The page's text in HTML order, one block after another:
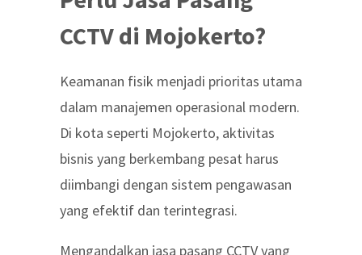
CCTV di Mojokerto?
Keamanan fisik menjadi prioritas utama
dalam manajemen operasional modern.
Di kota seperti Mojokerto, aktivitas
bisnis yang berkembang pesat harus
diimbangi dengan sistem pengawasan
yang efektif dan terintegrasi.
Mengandalkan jasa pasang CCTV yang